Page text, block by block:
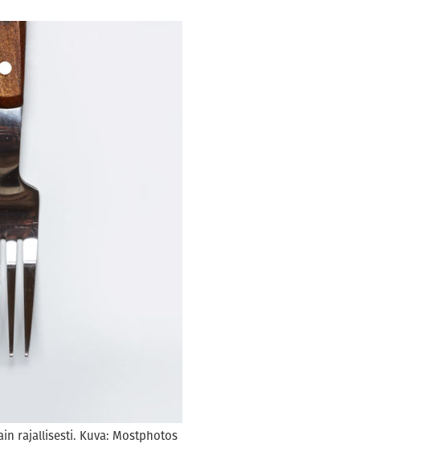
rajallisesti. Kuva: Mostphotos